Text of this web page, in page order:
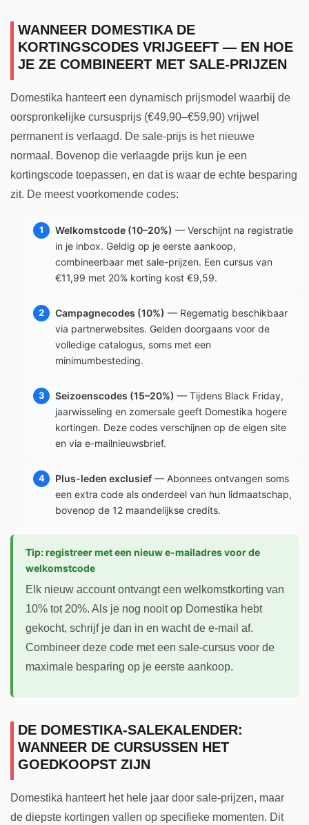
WANNEER DOMESTIKA DE
KORTINGSCODES VRIJGEEFT — EN HOE
JE ZE COMBINEERT MET SALE-PRIJZEN
Domestika hanteert een dynamisch prijsmodel waarbij de
oorspronkelijke cursusprijs (€49,90–€59,90) vrijwel
permanent is verlaagd. De sale-prijs is het nieuwe
normaal. Bovenop die verlaagde prijs kun je een
kortingscode toepassen, en dat is waar de echte besparing
zit. De meest voorkomende codes:
Welkomstcode (10–20%) — Verschijnt na registratie
in je inbox. Geldig op je eerste aankoop,
combineerbaar met sale-prijzen. Een cursus van
€11,99 met 20% korting kost €9,59.
Campagnecodes (10%) — Regematig beschikbaar
via partnerwebsites. Gelden doorgaans voor de
volledige catalogus, soms met een
minimumbesteding.
Seizoenscodes (15–20%) — Tijdens Black Friday,
jaarwisseling en zomersale geeft Domestika hogere
kortingen. Deze codes verschijnen op de eigen site
en via e-mailnieuwsbrief.
Plus-leden exclusief — Abonnees ontvangen soms
een extra code als onderdeel van hun lidmaatschap,
bovenop de 12 maandelijkse credits.
Tip: registreer met een nieuw e-mailadres voor de
welkomstcode
Elk nieuw account ontvangt een welkomstkorting van
10% tot 20%. Als je nog nooit op Domestika hebt
gekocht, schrijf je dan in en wacht de e-mail af.
Combineer deze code met een sale-cursus voor de
maximale besparing op je eerste aankoop.
DE DOMESTIKA-SALEKALENDER:
WANNEER DE CURSUSSEN HET
GOEDKOOPST ZIJN
Domestika hanteert het hele jaar door sale-prijzen, maar
de diepste kortingen vallen op specifieke momenten. Dit